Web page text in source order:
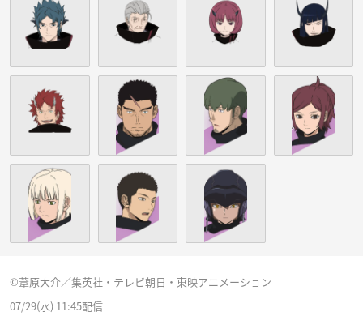
©葦原大介／集英社・テレビ朝日・東映アニメーション
07/29(水) 11:45配信